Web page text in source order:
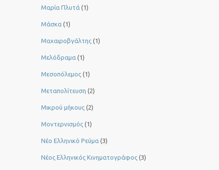
Μαρία Πλυτά (1)
Μάσκα (1)
Μαχαιροβγάλτης (1)
Μελόδραμα (1)
Μεσοπόλεμος (1)
Μεταπολίτευση (2)
Μικρού μήκους (2)
Μοντερνισμός (1)
Νέο Ελληνικό Ρεύμα (3)
Νέος Ελληνικός Κινηματογράφος (3)